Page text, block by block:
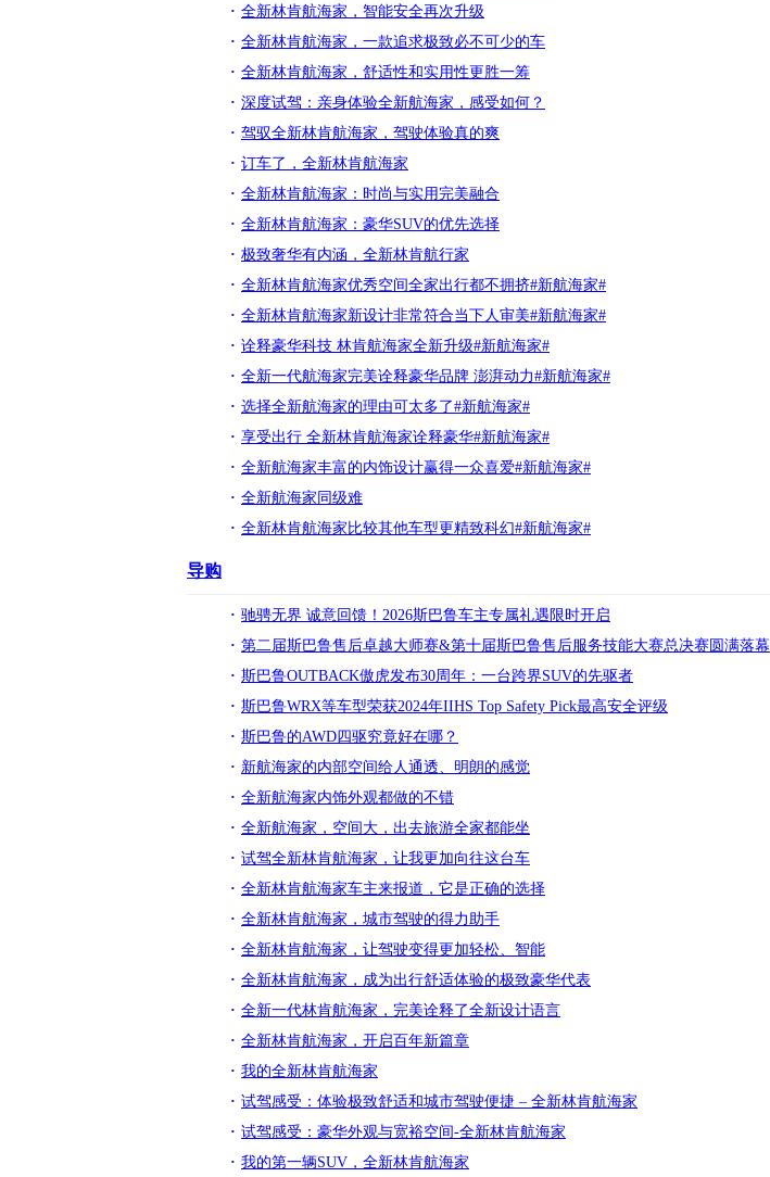
全新林肯航海家，智能安全再次升级
全新林肯航海家，一款追求极致必不可少的车
全新林肯航海家，舒适性和实用性更胜一筹
深度试驾：亲身体验全新航海家，感受如何？
驾驭全新林肯航海家，驾驶体验真的爽
订车了，全新林肯航海家
全新林肯航海家：时尚与实用完美融合
全新林肯航海家：豪华SUV的优先选择
极致奢华有内涵，全新林肯航行家
全新林肯航海家优秀空间全家出行都不拥挤#新航海家#
全新林肯航海家新设计非常符合当下人审美#新航海家#
诠释豪华科技 林肯航海家全新升级#新航海家#
全新一代航海家完美诠释豪华品牌 澎湃动力#新航海家#
选择全新航海家的理由可太多了#新航海家#
享受出行 全新林肯航海家诠释豪华#新航海家#
全新航海家丰富的内饰设计赢得一众喜爱#新航海家#
全新航海家同级难
全新林肯航海家比较其他车型更精致科幻#新航海家#
导购
驰骋无界 诚意回馈！2026斯巴鲁车主专属礼遇限时开启
第二届斯巴鲁售后卓越大师赛&第十届斯巴鲁售后服务技能大赛总决赛圆满落幕
斯巴鲁OUTBACK傲虎发布30周年：一台跨界SUV的先驱者
斯巴鲁WRX等车型荣获2024年IIHS Top Safety Pick最高安全评级
斯巴鲁的AWD四驱究竟好在哪？
新航海家的内部空间给人通透、明朗的感觉
全新航海家内饰外观都做的不错
全新航海家，空间大，出去旅游全家都能坐
试驾全新林肯航海家，让我更加向往这台车
全新林肯航海家车主来报道，它是正确的选择
全新林肯航海家，城市驾驶的得力助手
全新林肯航海家，让驾驶变得更加轻松、智能
全新林肯航海家，成为出行舒适体验的极致豪华代表
全新一代林肯航海家，完美诠释了全新设计语言
全新林肯航海家，开启百年新篇章
我的全新林肯航海家
试驾感受：体验极致舒适和城市驾驶便捷 – 全新林肯航海家
试驾感受：豪华外观与宽裕空间-全新林肯航海家
我的第一辆SUV，全新林肯航海家